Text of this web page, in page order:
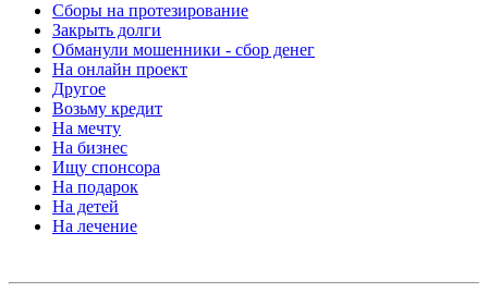
Сборы на протезирование
Закрыть долги
Обманули мошенники - сбор денег
На онлайн проект
Другое
Возьму кредит
На мечту
На бизнес
Ищу спонсора
На подарок
На детей
На лечение